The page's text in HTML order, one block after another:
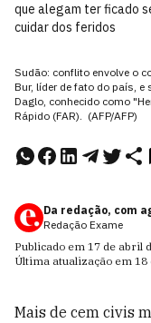
que alegam ter ficado
cuidar dos feridos
Sudão: conflito envolve o
Bur, líder de fato do país, e
Daglo, conhecido como
Rápido (FAR). (AFP/AFP)
Da redação, com
Redação Exame
Publicado em 17 de abril
Última atualização em 18
Mais de cem civis